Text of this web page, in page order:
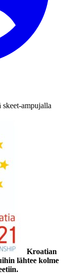
ampujalla
Kroatian
lähtee kolme